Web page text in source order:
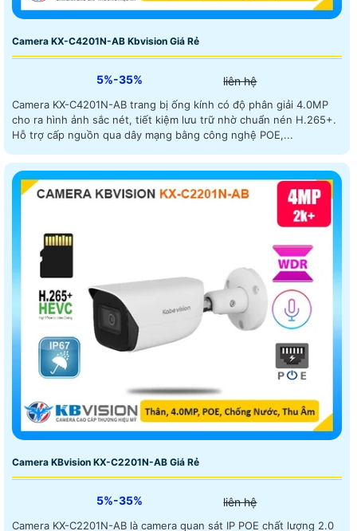
Camera KX-C4201N-AB Kbvision Giá Rẻ
5%-35% liên hệ
Camera KX-C4201N-AB trang bị ống kính có độ phân giải 4.0MP
cho ra hình ảnh sắc nét, tiết kiệm lưu trữ nhờ chuẩn nén H.265+.
Hỗ trợ cấp nguồn qua dây mạng bằng công nghệ POE,...
Camera KBvision KX-C2201N-AB Giá Rẻ
5%-35% liên hệ
Camera KX-C2201N-AB là camera quan sát IP POE chất lượng 2.0